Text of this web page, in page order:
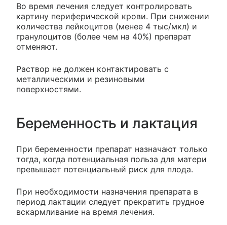
Во время лечения следует контролировать
картину периферической крови. При снижении
количества лейкоцитов (менее 4 тыс/мкл) и
гранулоцитов (более чем на 40%) препарат
отменяют.
Раствор не должен контактировать с
металлическими и резиновыми
поверхностями.
Беременность и лактация
При беременности препарат назначают только
тогда, когда потенциальная польза для матери
превышает потенциальный риск для плода.
При необходимости назначения препарата в
период лактации следует прекратить грудное
вскармливание на время лечения.